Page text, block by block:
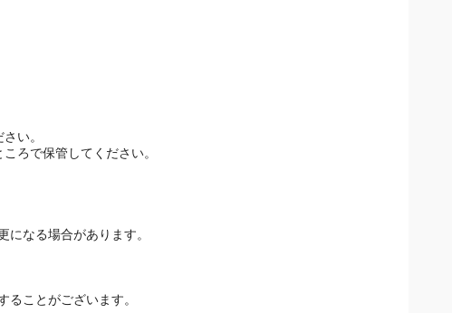
い。
ろで保管してください。
なる場合があります。
ことがございます。